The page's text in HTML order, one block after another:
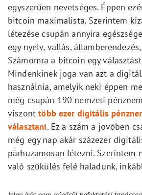
egyszerűen nevetséges. Éppen
bitcoin maximalista. Szerintem
létezése csupán annyira
egy nyelv, vallás,
Számomra a bitcoin egy
Mindenkinek joga van azt a
használnia, amelyik neki éppen
még csupán 190 nemzeti
viszonttöbb ezer digitális
választani. Ez a szám a jövőben
még egy nap akár százezer
párhuzamosan létezni. Szerintem
való szűkülés felé haladunk,